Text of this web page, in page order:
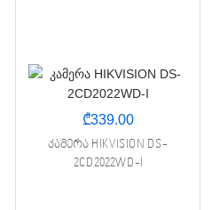
₾339.00
კამერა HIKVISION DS-
2CD2022WD-I